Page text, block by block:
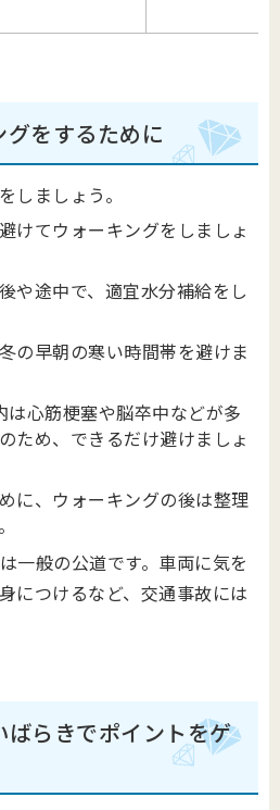
をするために
しましょう。
けてウォーキングをしましょ
や途中で、適宜水分補給をし
の早朝の寒い時間帯を避けま
は心筋梗塞や脳卒中などが多
ため、できるだけ避けましょ
に、ウォーキングの後は整理
一般の公道です。車両に気を
につけるなど、交通事故には
ばらきでポイントをゲ